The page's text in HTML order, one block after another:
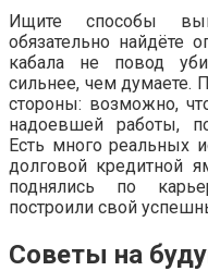
Ищите способы
обязательно найдёте
кабала не повод
сильнее, чем думаете.
стороны: возможно,
надоевшей работы,
Есть много реальных
долговой кредитной
поднялись по
построили свой
Советы на